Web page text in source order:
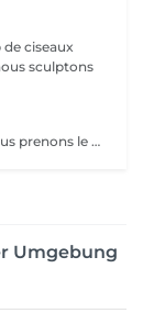
ciseaux
sculptons
Une rencontre dédiée entièrement à vous. Nous prenons le temps d'analyser votre chevelure, de comprendre vos habitudes et d'échanger sur vos envies pour définir ensemble la routine et le style qui vous correspondent vraiment. Un moment privilégié pour poser les bases d'un suivi sur mesure.
Umgebung